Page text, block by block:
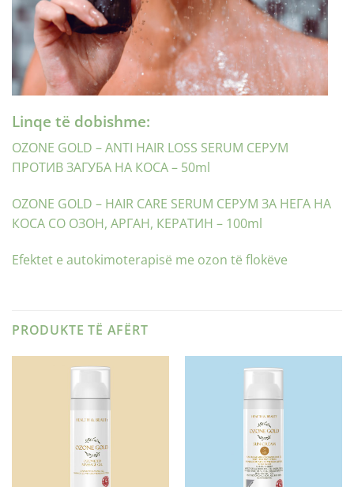
Linqe të dobishme:
OZONE GOLD – ANTI HAIR LOSS SERUM СЕРУМ
ПРОТИВ ЗАГУБА НА КОСА – 50ml
OZONE GOLD – HAIR CARE SERUM СЕРУМ ЗА НЕГА НА
КОСА СО ОЗОН, АРГАН, КЕРАТИН – 100ml
Efektet e autokimoterapisë me ozon të flokëve
PRODUKTE TË AFËRT